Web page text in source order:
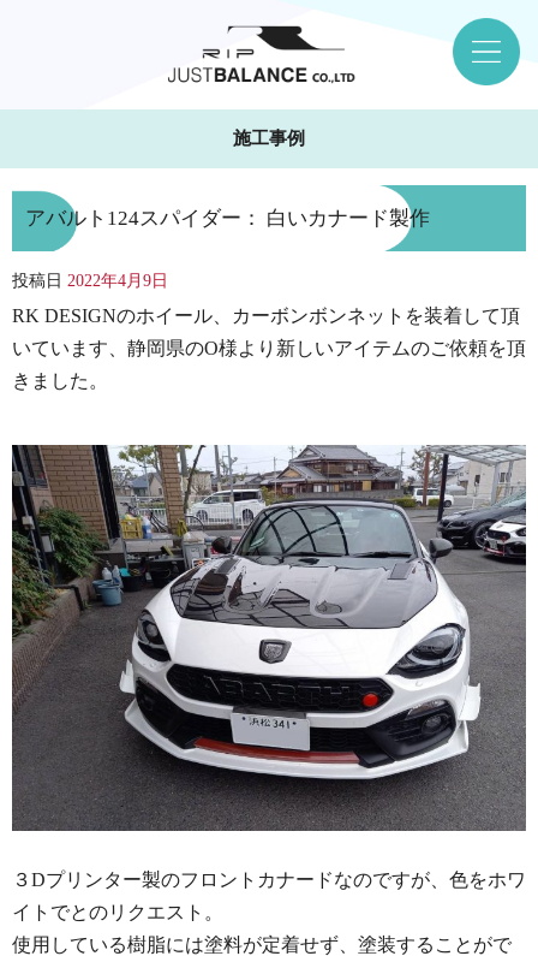
施工事例
アバルト124スパイダー： 白いカナード製作
投稿日 2022年4月9日
RK DESIGNのホイール、カーボンボンネットを装着して頂
いています、静岡県のO様より新しいアイテムのご依頼を頂
きました。
３Dプリンター製のフロントカナードなのですが、色をホワ
イトでとのリクエスト。
使用している樹脂には塗料が定着せず、塗装することがで